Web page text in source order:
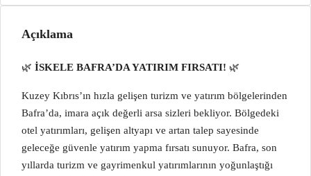
Açıklama
🌿 İSKELE BAFRA’DA YATIRIM FIRSATI! 🌿
Kuzey Kıbrıs’ın hızla gelişen turizm ve yatırım bölgelerinden
Bafra’da, imara açık değerli arsa sizleri bekliyor. Bölgedeki
otel yatırımları, gelişen altyapı ve artan talep sayesinde
geleceğe güvenle yatırım yapma fırsatı sunuyor. Bafra, son
yıllarda turizm ve gayrimenkul yatırımlarının yoğunlaştığı